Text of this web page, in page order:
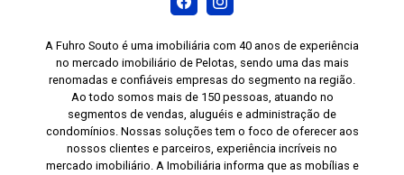
A Fuhro Souto é uma imobiliária com 40 anos de experiência
no mercado imobiliário de Pelotas, sendo uma das mais
renomadas e confiáveis empresas do segmento na região.
Ao todo somos mais de 150 pessoas, atuando no
segmentos de vendas, aluguéis e administração de
condomínios. Nossas soluções tem o foco de oferecer aos
nossos clientes e parceiros, experiência incríveis no
mercado imobiliário. A Imobiliária informa que as mobílias e